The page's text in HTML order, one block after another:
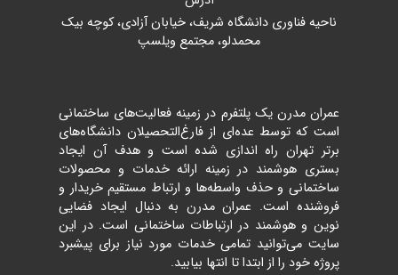
ناحیه فناوری دانشگاه شریف، خیابان آزادی، کوچه بیک
محمدلو، مجتمع ویلسپ
عمران مدرن یک پلتفرم در زمینه فعالیت‌های ساختمانی
است که توسط عده‌ای از فارغ‌التحصیلان دانشگاه‌های
برتر تهران راه اندازی شده است و هدف آن ایجاد
بستری هوشمند در زمینه ارائه خدمات و محصولات
ساختمانی و حذف واسطه‌ها و ارتباط مستقیم خریدار و
فروشنده است. عمران مدرن به دنبال ایجاد فضایی
نوین و هوشمند در ارتباطات ساختمانی است. در این
سایت می‌توانید تمامی خدمات مورد نیاز برای پیشبرد
پروژه خود را از ابتدا تا انتها بیابید.